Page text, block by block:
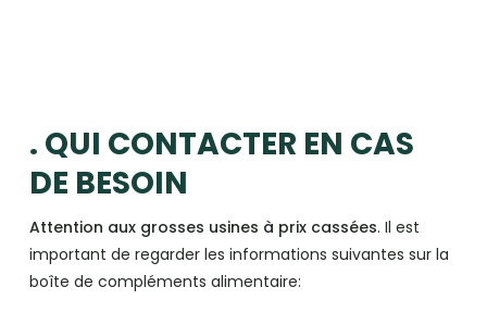
. QUI CONTACTER EN CAS
DE BESOIN
Attention aux grosses usines à prix cassées. Il est
important de regarder les informations suivantes sur la
boîte de compléments alimentaire: